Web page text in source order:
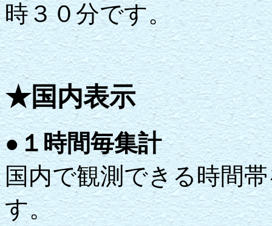
時３０分です。
★国内表示
●１時間毎集計
国内で観測できる時間
す。